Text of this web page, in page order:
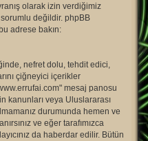
olarak izin verdiğimiz
değildir. phpBB
adrese bakın:
nefret dolu, tehdit edici,
çiğneyici içerikler
mesaj panosu
kanunları veya Uluslararası
durumunda hemen ve
ve eğer tarafımızca
da haberdar edilir. Bütün